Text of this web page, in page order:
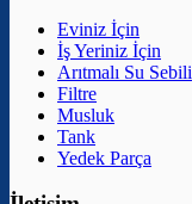
Eviniz İçin
İş Yeriniz İçin
Arıtmalı Su Sebili
Filtre
Musluk
Tank
Yedek Parça